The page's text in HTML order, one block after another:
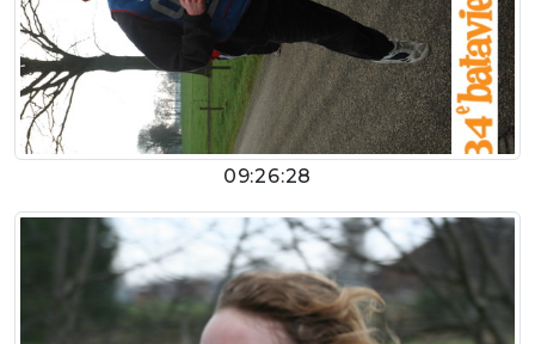
09:26:28